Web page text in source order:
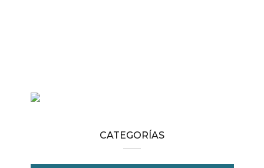
CATEGORÍAS